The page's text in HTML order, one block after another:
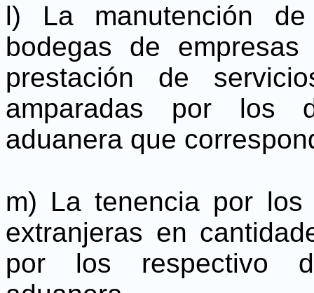
l) La manutención
bodegas de
prestación de
amparadas por los
aduanera que
m) La tenencia por los
extranjeras en
por los respectivo